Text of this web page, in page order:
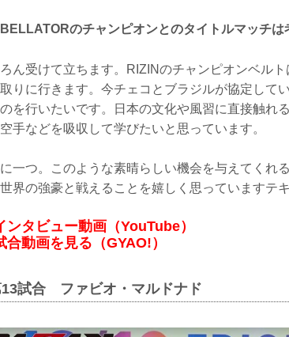
のチャンピオンとのタイトルマッチは
ん受けて立ちます。RIZINのチャンピオンベル
取りに行きます。今チェコとブラジルが協定して
を行いたいです。日本の文化や風習に直接触れ
手などを吸収して学びたいと思っています。
一つ。このような素晴らしい機会を与えてくれ
界の強豪と戦えることを嬉しく思っていますテ
タビュー動画（YouTube）
動画を見る（GYAO!）
試合 ファビオ・マルドナド